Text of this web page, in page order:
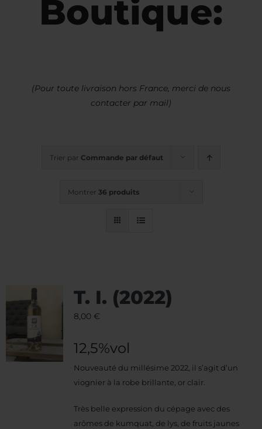
Boutique:
(Pour toute livraison hors France, merci de nous
contacter par mail)
Trier par Commande par défaut
Montrer 36 produits
T. I. (2022)
8,00 €
12,5%vol
Nouveauté du millésime 2022, il s’agit d’un
viognier à la robe brillante, or clair.
Très belle expression du cépage avec des
arômes de kumquat, de lys, de fruits jaunes